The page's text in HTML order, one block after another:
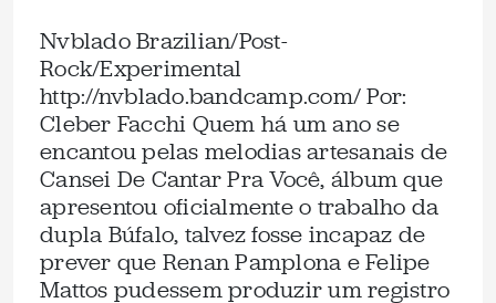
Nvblado Brazilian/Post-
Rock/Experimental
http://nvblado.bandcamp.com/ Por:
Cleber Facchi Quem há um ano se
encantou pelas melodias artesanais de
Cansei De Cantar Pra Você, álbum que
apresentou oficialmente o trabalho da
dupla Búfalo, talvez fosse incapaz de
prever que Renan Pamplona e Felipe
Mattos pudessem produzir um registro